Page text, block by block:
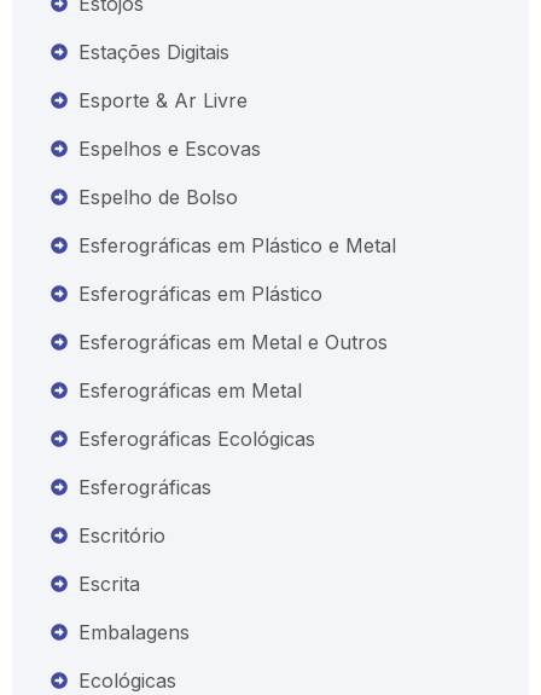
Estações Digitais
Esporte & Ar Livre
Espelhos e Escovas
Espelho de Bolso
Esferográficas em Plástico e Metal
Esferográficas em Plástico
Esferográficas em Metal e Outros
Esferográficas em Metal
Esferográficas Ecológicas
Esferográficas
Escritório
Escrita
Embalagens
Ecológicas